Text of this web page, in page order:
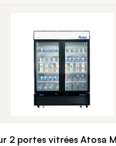
2 portes vitrées Atosa